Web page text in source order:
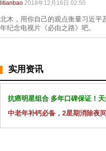
litianbao 2018年12月16日 02:50
北木，用你自己的观点衡量习近平
年纪念电视片《必由之路》吧。
实用资讯
抗癌明星组合 多年口碑保证！
中老年补钙必备，2星期消除夜